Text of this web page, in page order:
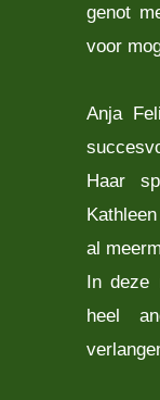
genot
voor
Anja
Haar
al
In deze
heel